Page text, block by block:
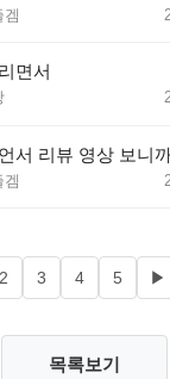
겜
면서
서 리뷰 영상 보니
겜
2 3 4 5 ▶
목록보기